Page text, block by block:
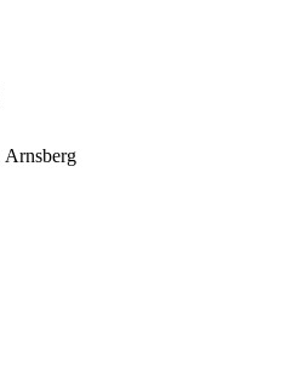
Arnsberg